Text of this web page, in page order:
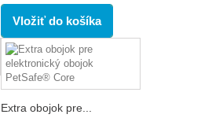
Vložiť do košíka
Extra obojok pre...